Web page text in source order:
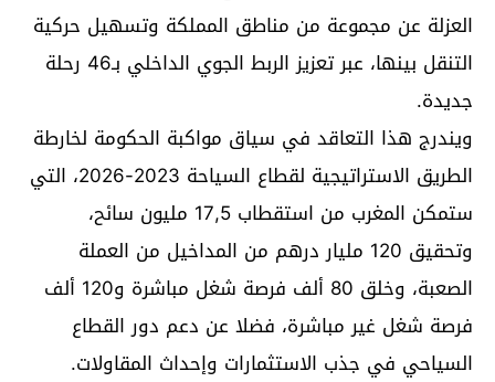
العزلة عن مجموعة من مناطق المملكة وتسهيل حركية
التنقل بينها، عبر تعزيز الربط الجوي الداخلي بـ46 رحلة
جديدة.
ويندرج هذا التعاقد في سياق مواكبة الحكومة لخارطة
الطريق الاستراتيجية لقطاع السياحة 2023-2026، التي
ستمكن المغرب من استقطاب 17,5 مليون سائح،
وتحقيق 120 مليار درهم من المداخيل من العملة
الصعبة، وخلق 80 ألف فرصة شغل مباشرة و120 ألف
فرصة شغل غير مباشرة، فضلا عن دعم دور القطاع
السياحي في جذب الاستثمارات وإحداث المقاولات.